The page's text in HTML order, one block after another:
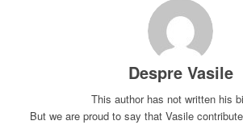
Despre Vasile
This author has not written his
But we are proud to say that Vasile